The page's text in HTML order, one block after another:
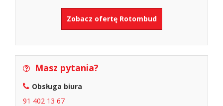
Zobacz ofertę Rotombud
Masz pytania?
Obsługa biura
91 402 13 67